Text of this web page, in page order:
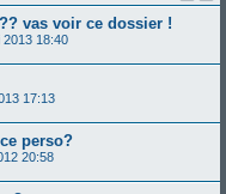
vas voir ce dossier !
2013 18:40
17:13
perso?
20:58